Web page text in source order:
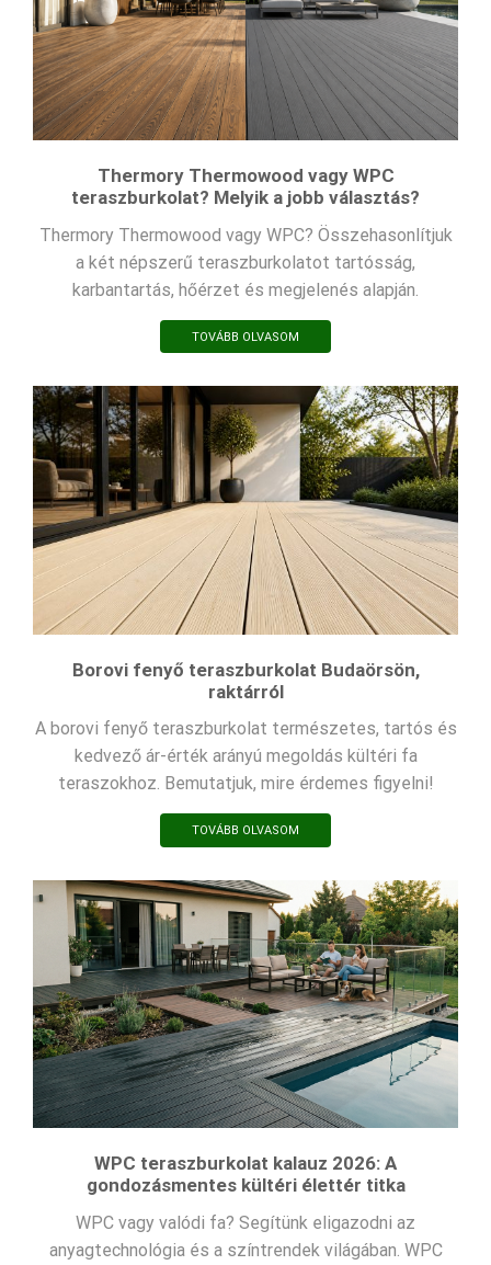
Thermory Thermowood vagy WPC
teraszburkolat? Melyik a jobb választás?
Thermory Thermowood vagy WPC? Összehasonlítjuk
a két népszerű teraszburkolatot tartósság,
karbantartás, hőérzet és megjelenés alapján.
TOVÁBB OLVASOM
Borovi fenyő teraszburkolat Budaörsön,
raktárról
A borovi fenyő teraszburkolat természetes, tartós és
kedvező ár-érték arányú megoldás kültéri fa
teraszokhoz. Bemutatjuk, mire érdemes figyelni!
TOVÁBB OLVASOM
WPC teraszburkolat kalauz 2026: A
gondozásmentes kültéri élettér titka
WPC vagy valódi fa? Segítünk eligazodni az
anyagtechnológia és a színtrendek világában. WPC